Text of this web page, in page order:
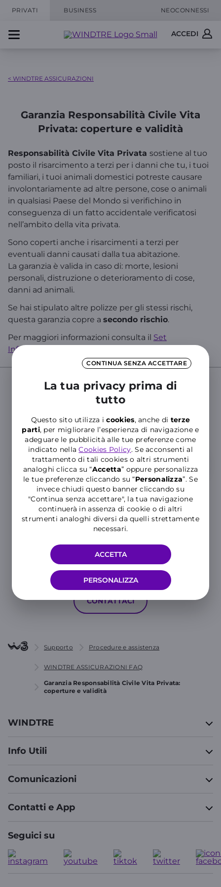
CONTINUA SENZA ACCETTARE
La tua privacy prima di
tutto
Questo sito utilizza icookies, anche di terze
parti, per migliorare l’esperienza di navigazione e
adeguare le pubblicità alle tue preferenze come
indicato nellaCookies Policy. Se acconsenti al
trattamento di tali cookies o altri strumenti
analoghi clicca su “Accetta” oppure personalizza
le tue preferenze cliccando su “Personalizza”. Se
invece chiudi questo banner cliccando su
"Continua senza accettare", la tua navigazione
continuerà in assenza di cookie o di altri
strumenti analoghi diversi da quelli strettamente
necessari.
PERSONALIZZA
ACCETTA
PRIVATI BUSINESS NEOCONNESSI
ACCEDI
< WINDTRE ASSICURAZIONI
Garanzia Responsabilità Civile Vita
Privata: coperture e validità
Responsabilità Civile Vita Privata sostiene al tuo
posto il risarcimento a terzi per i danni che tu, i tuoi
familiari, i tuoi animali domestici potreste causare
involontariamente ad altre persone, cose o animali
in qualsiasi Paese del Mondo si verifichino in
conseguenza di un fatto accidentale verificatosi
nell’ambito della vita privata.
Sono coperti anche i risarcimenti a terzi per
eventuali danni causati dalla tua abitazione.
La garanzia è valida in caso di: morte, lesioni
personali, distruzione o deterioramento di cose,
danni ad animali.
Se hai stipulato altre polizze per gli stessi rischi,
questa garanzia copre a secondo rischio.
Per maggiori informazioni consulta il Set
Informativo
Cerca nelle Domande Frequenti del
Inserisci almeno tre caratteri per cercare nelle FAQ
Hai ancora bisogno di aiuto?
MOSTRA TUTTE LE CATEGORIE
CONTATTACI
Supporto Procedure e assistenza
WINDTRE ASSICURAZIONI FAQ
Garanzia Responsabilità Civile Vita Privata:
coperture e validità
WINDTRE
Info Utili
Comunicazioni
Contatti e App
Seguici su